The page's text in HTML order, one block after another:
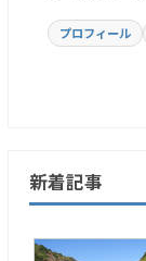
プロフィール
新着記事